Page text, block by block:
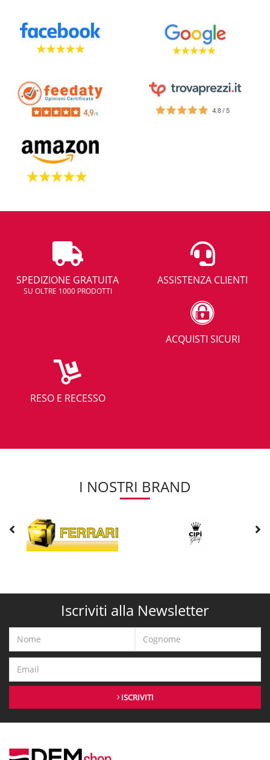
SPEDIZIONE GRATUITA
SU OLTRE 1000 PRODOTTI
ASSISTENZA CLIENTI
ACQUISTI SICURI
RESO E RECESSO
I NOSTRI BRAND
Iscriviti alla Newsletter
ISCRIVITI